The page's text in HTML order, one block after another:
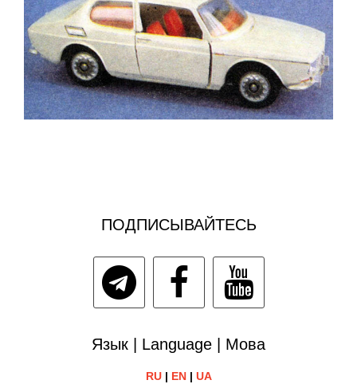
ПОДПИСЫВАЙТЕСЬ
Язык | Language | Мова
RU| EN| UA